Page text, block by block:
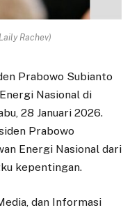
Rachev)
Prabowo Subianto
Nasional di
28 Januari 2026.
Prabowo
Energi Nasional dari
kepentingan.
dan Informasi